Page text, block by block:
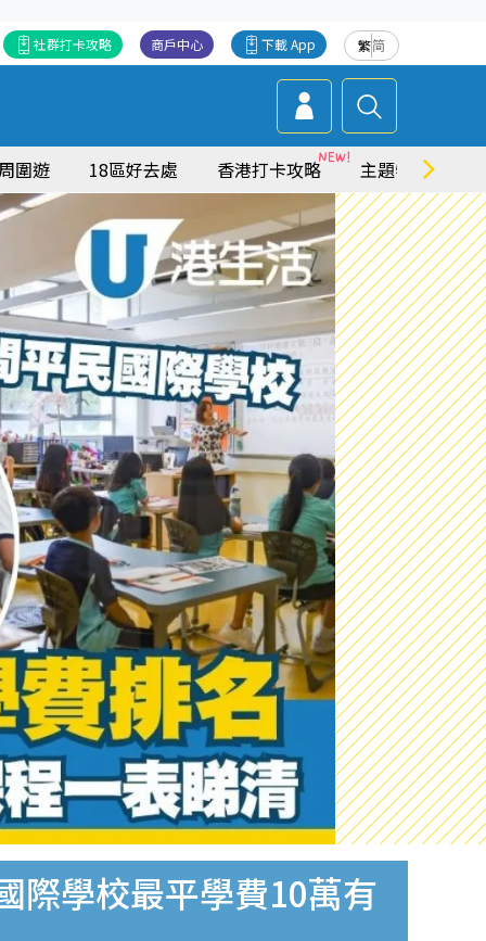
繁简
下載 App
商戶中心
社群打卡攻略
圍遊 18區好去處 香港打卡攻略 主題特集
際學校最平學費10萬有